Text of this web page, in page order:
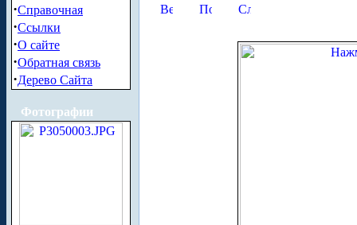
·Справочная
·Ссылки
·О сайте
·Обратная связь
·Дерево Сайта
Фотографии